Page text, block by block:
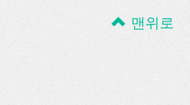
맨위로